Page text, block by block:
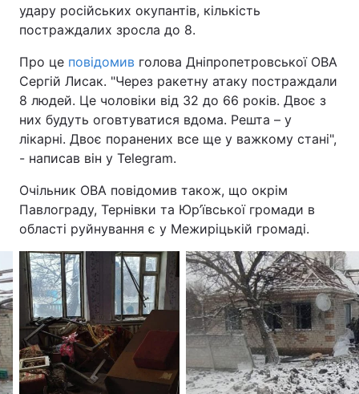
удару російських окупантів, кількість
постраждалих зросла до 8.
Про це повідомив голова Дніпропетровської ОВА
Сергій Лисак. "Через ракетну атаку постраждали
8 людей. Це чоловіки від 32 до 66 років. Двоє з
них будуть оговтуватися вдома. Решта – у
лікарні. Двоє поранених все ще у важкому стані",
- написав він у Telegram.
Очільник ОВА повідомив також, що окрім
Павлограду, Тернівки та Юр’ївської громади в
області руйнування є у Межиріцькій громаді.